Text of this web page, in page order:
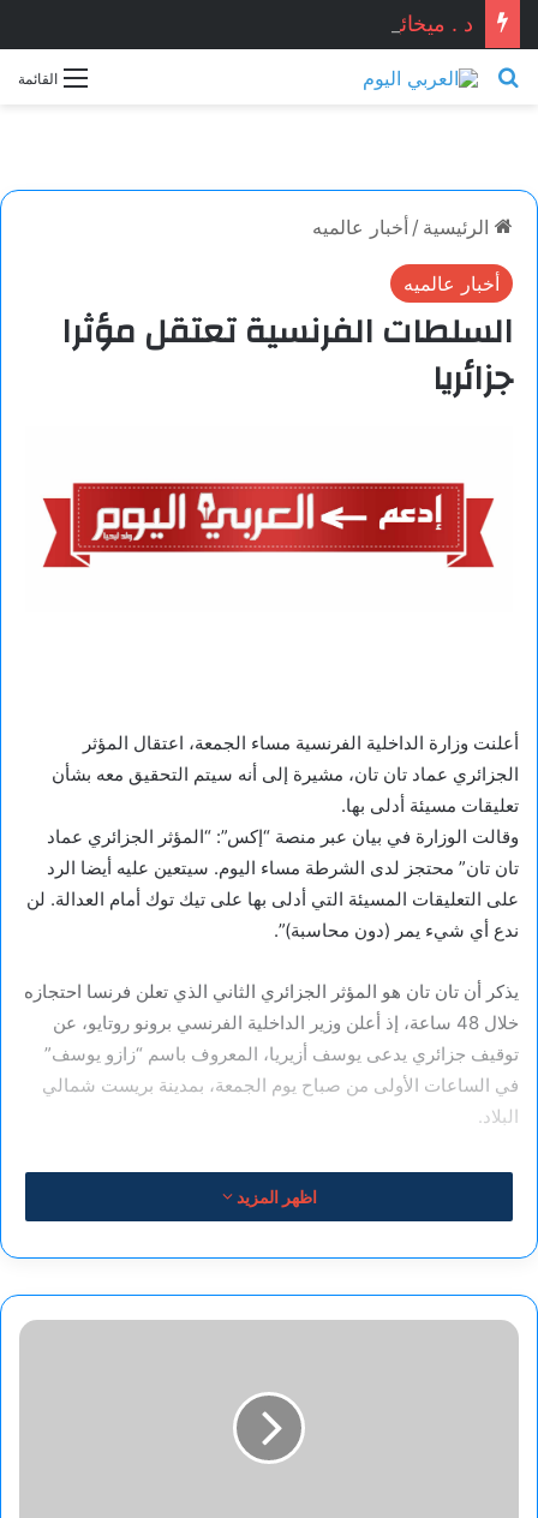
القائمة بحث عن
الرئيسية / أخبار عالميه
أخبار عالميه
السلطات الفرنسية تعتقل مؤثرا
جزائريا
أعلنت وزارة الداخلية الفرنسية مساء الجمعة، اعتقال المؤثر
الجزائري عماد تان تان، مشيرة إلى أنه سيتم التحقيق معه بشأن
تعليقات مسيئة أدلى بها.
وقالت الوزارة في بيان عبر منصة “إكس”: “المؤثر الجزائري عماد
تان تان” محتجز لدى الشرطة مساء اليوم. سيتعين عليه أيضا الرد
على التعليقات المسيئة التي أدلى بها على تيك توك أمام العدالة. لن
ندع أي شيء يمر (دون محاسبة)”.
يذكر أن تان تان هو المؤثر الجزائري الثاني الذي تعلن فرنسا احتجازه
خلال 48 ساعة، إذ أعلن وزير الداخلية الفرنسي برونو روتايو، عن
توقيف جزائري يدعى يوسف أزيريا، المعروف باسم “زازو يوسف”
في الساعات الأولى من صباح يوم الجمعة، بمدينة بريست شمالي
البلاد.
اظهر المزيد
مصر..